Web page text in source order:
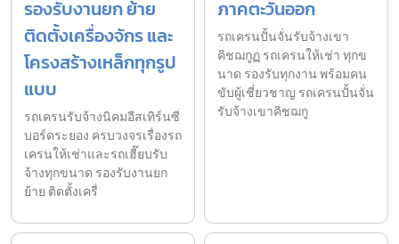
รองรับงานยก ย้าย
ติดตั้งเครื่องจักร และ
โครงสร้างเหล็กทุกรูป
แบบ
รถเครนรับจ้างนิคมอีสเทิร์นซี
บอร์ดระยอง ครบวงจรเรื่องรถ
เครนให้เช่าและรถเฮี๊ยบรับ
จ้างทุกขนาด รองรับงานยก
ย้าย ติดตั้งเครื่
ภาคตะวันออก
รถเครนปั้นจั่นรับจ้างเขา
คิชฌกูฏ รถเครนให้เช่า ทุกข
นาด รองรับทุกงาน พร้อมคน
ขับผู้เชี่ยวชาญ รถเครนปั้นจั่น
รับจ้างเขาคิชฌกู